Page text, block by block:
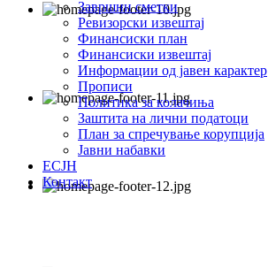
Завршни сметки
Ревизорски извештај
Финансиски план
Финансиски извештај
Информации од јавен карактер
Прописи
Политика за колачиња
Заштита на лични податоци
План за спречување корупција
Јавни набавки
ЕСЈН
Контакт